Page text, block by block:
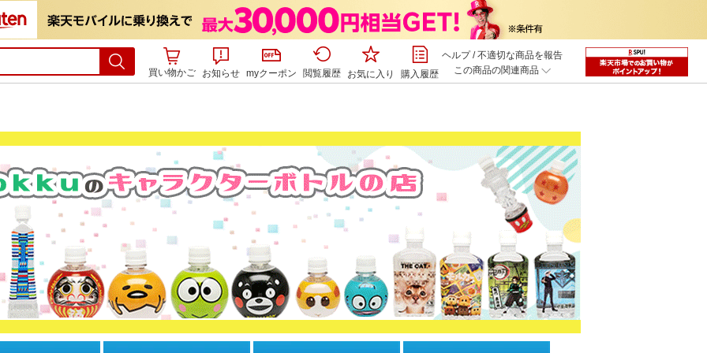
買い物かご お知らせ myクーポン 閲覧履歴 お気に入り 購入履歴
ヘルプ/不適切な商品を報告
この商品の関連商品